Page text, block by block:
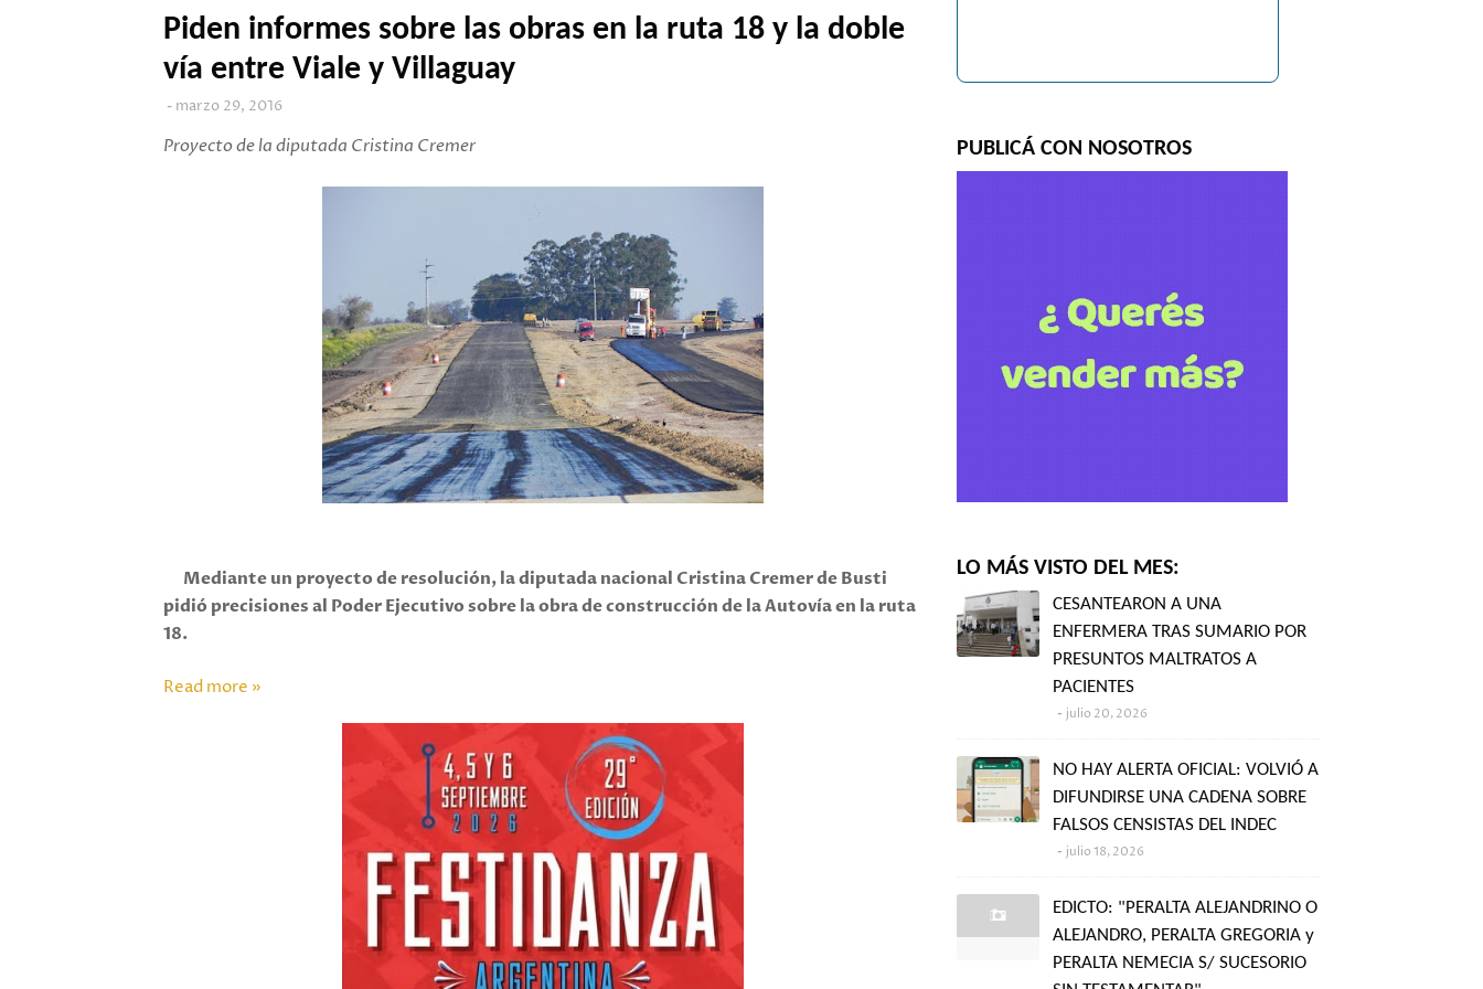
Piden informes sobre las obras en la ruta 18 y la doble
vía entre Viale y Villaguay
marzo 29, 2016
Proyecto de la diputada Cristina Cremer
Mediante un proyecto de resolución, la diputada nacional Cristina Cremer de Busti
pidió precisiones al Poder Ejecutivo sobre la obra de construcción de la Autovía en la ruta
18.
Read more »
PUBLICÁ CON NOSOTROS
LO MÁS VISTO DEL MES:
CESANTEARON A UNA
ENFERMERA TRAS SUMARIO POR
PRESUNTOS MALTRATOS A
PACIENTES
julio 20, 2026
NO HAY ALERTA OFICIAL: VOLVIÓ A
DIFUNDIRSE UNA CADENA SOBRE
FALSOS CENSISTAS DEL INDEC
julio 18, 2026
EDICTO: "PERALTA ALEJANDRINO O
ALEJANDRO, PERALTA GREGORIA y
PERALTA NEMECIA S/ SUCESORIO